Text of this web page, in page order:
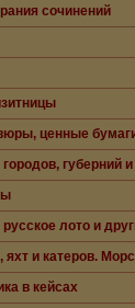
сочинений
ценные
губерний и
лото и
и катеров.
в кейсах